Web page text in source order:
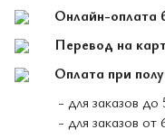
Онлайн-оплата
Перевод на
Оплата при
- для заказов
- для заказов